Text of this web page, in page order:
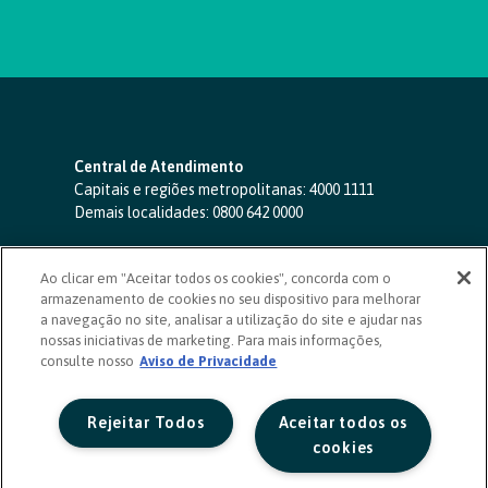
Central de Atendimento
Capitais e regiões metropolitanas: 4000 1111
Demais localidades: 0800 642 0000
SAC 24 horas-0800 724 4420
Ouvidoria
0800 725 0996
(de segunda a sexta, das 8h às 20h)
ouvidoriasicoob.com.br
Deficientes auditivos ou de fala
Ao clicar em "Aceitar todos os cookies", concorda com o
armazenamento de cookies no seu dispositivo para melhorar
a navegação no site, analisar a utilização do site e ajudar nas
nossas iniciativas de marketing. Para mais informações,
consulte nosso Aviso de Privacidade
Aceitar todos os
cookies
Rejeitar Todos